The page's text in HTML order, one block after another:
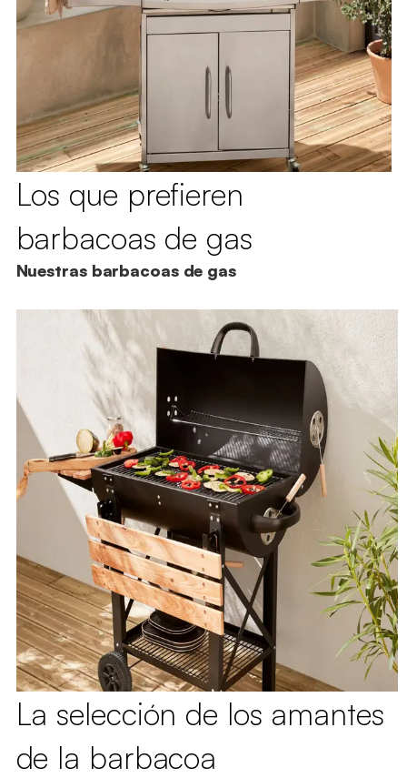
Los que prefieren
barbacoas de gas
Nuestras barbacoas de gas
La selección de los amantes
de la barbacoa